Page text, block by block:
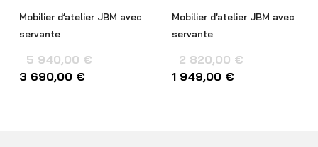
Mobilier d’atelier JBM avec
servante
5 940,00 €
3 690,00 €
Mobilier d’atelier JBM avec
servante
2 820,00 €
1 949,00 €